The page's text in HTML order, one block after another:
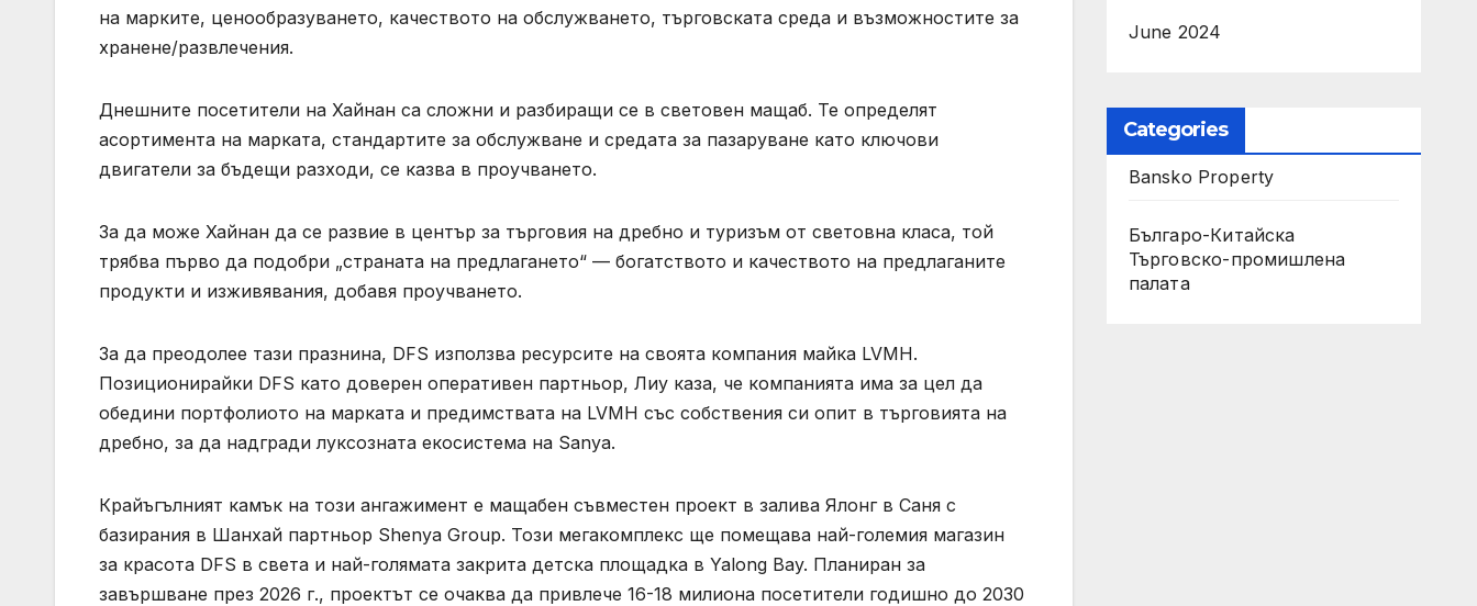
на марките, ценообразуването, качеството на обслужването, търговската среда и възможностите за
хранене/развлечения.
Днешните посетители на Хайнан са сложни и разбиращи се в световен мащаб. Те определят
асортимента на марката, стандартите за обслужване и средата за пазаруване като ключови
двигатели за бъдещи разходи, се казва в проучването.
За да може Хайнан да се развие в център за търговия на дребно и туризъм от световна класа, той
трябва първо да подобри „страната на предлагането“ — богатството и качеството на предлаганите
продукти и изживявания, добавя проучването.
За да преодолее тази празнина, DFS използва ресурсите на своята компания майка LVMH.
Позиционирайки DFS като доверен оперативен партньор, Лиу каза, че компанията има за цел да
обедини портфолиото на марката и предимствата на LVMH със собствения си опит в търговията на
дребно, за да надгради луксозната екосистема на Sanya.
Крайъгълният камък на този ангажимент е мащабен съвместен проект в залива Ялонг в Саня с
базирания в Шанхай партньор Shenya Group. Този мегакомплекс ще помещава най-големия магазин
за красота DFS в света и най-голямата закрита детска площадка в Yalong Bay. Планиран за
завършване през 2026 г., проектът се очаква да привлече 16-18 милиона посетители годишно до 2030
June 2024
Categories
Bansko Property
Българо-Китайска
Търговско-промишлена
палaта